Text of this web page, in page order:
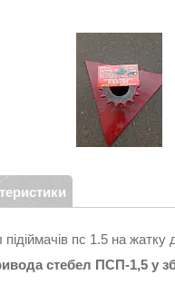
підіймачів пс 1.5 на
стебел ПСП-1,5 у